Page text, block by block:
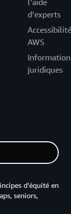
l’aide
d’experts
Accessibilité
AWS
juridiques
d’équité en
seniors,